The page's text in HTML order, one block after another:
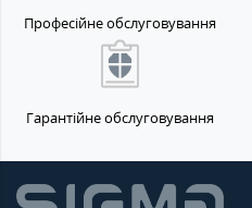
Професійне обслуговування
Гарантійне обслуговування